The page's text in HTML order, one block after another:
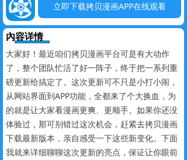
內容详情
大家好！最近咱们拷贝漫画平台可是有大动作
了，整个团队忙活了好一阵子，终于把一系列重
磅更新给搞定了。这次更新可不只是小打小闹，
从网站界面到APP功能，全都来了个大换血，为
的就是让大家看漫画更爽、更顺手。如果你还没
体验过，那可别错过这次机会，赶紧去拷贝漫画
下载最新版本，亲自感受一下这些新变化。下面
我就来详细聊聊这次更新的亮点，保证让你眼前
立即下载拷贝漫画APP在线观看